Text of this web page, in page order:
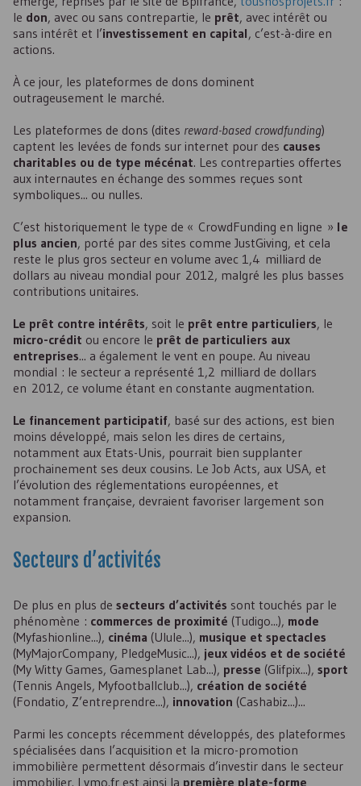
le don, avec ou sans contrepartie, le prêt, avec intérêt ou
sans intérêt et l’investissement en capital, c’est-à-dire en
actions.
À ce jour, les plateformes de dons dominent
outrageusement le marché.
Les plateformes de dons (dites reward-based crowdfunding)
captent les levées de fonds sur internet pour des causes
charitables ou de type mécénat. Les contreparties offertes
aux internautes en échange des sommes reçues sont
symboliques... ou nulles.
C’est historiquement le type de « CrowdFunding en ligne » le
plus ancien, porté par des sites comme JustGiving, et cela
reste le plus gros secteur en volume avec 1,4 milliard de
dollars au niveau mondial pour 2012, malgré les plus basses
contributions unitaires.
Le prêt contre intérêts, soit le prêt entre particuliers, le
micro-crédit ou encore le prêt de particuliers aux
entreprises... a également le vent en poupe. Au niveau
mondial : le secteur a représenté 1,2 milliard de dollars
en 2012, ce volume étant en constante augmentation.
Le financement participatif, basé sur des actions, est bien
moins développé, mais selon les dires de certains,
notamment aux Etats-Unis, pourrait bien supplanter
prochainement ses deux cousins. Le Job Acts, aux USA, et
l’évolution des réglementations européennes, et
notamment française, devraient favoriser largement son
expansion.
Secteurs d’activités
De plus en plus de secteurs d’activités sont touchés par le
phénomène : commerces de proximité (Tudigo...), mode
(Myfashionline...), cinéma (Ulule...), musique et spectacles
(MyMajorCompany, PledgeMusic...), jeux vidéos et de société
(My Witty Games, Gamesplanet Lab...), presse (Glifpix...), sport
(Tennis Angels, Myfootballclub...), création de société
(Fondatio, Z’entreprendre...), innovation (Cashabiz...)...
Parmi les concepts récemment développés, des plateformes
spécialisées dans l’acquisition et la micro-promotion
immobilière permettent désormais d’investir dans le secteur
immobilier. Lymo.fr est ainsi la première plate-forme